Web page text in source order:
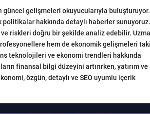
gelişmeleri okuyucularıyla buluşturuyor.
hakkında detaylı haberler sunuyoruz.
riskleri doğru bir şekilde analiz edebilir.
hem de ekonomik gelişmeleri
teknolojileri ve ekonomi trendleri hakkında
finansal bilgi düzeyini artırırken, yatırım ve
özgün, detaylı ve SEO uyumlu içerik